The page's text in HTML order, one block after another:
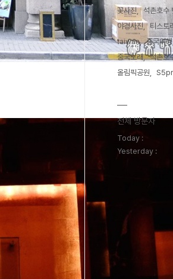
꽃사진
석촌호수
야경사진
티스토
taiwan
중국여행
중국노래
석촌호
올림픽공원
전체 방문자
Today :
Yesterday :